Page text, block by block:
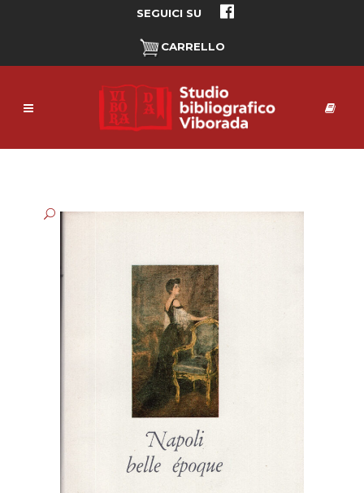
SEGUICI SU
CARRELLO